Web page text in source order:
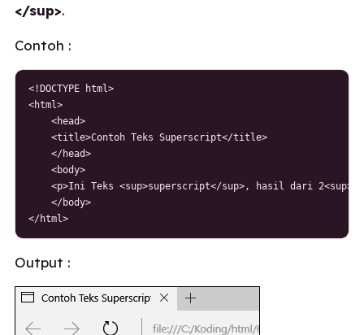
</sup>.
Contoh :
<!DOCTYPE html>
<html>
    <head>
    <title>Contoh Teks Superscript</title>
    </head>
    <body>
<p>Ini Teks <sup>superscript</sup>, hasil dari
    </body>
</html>
Output :